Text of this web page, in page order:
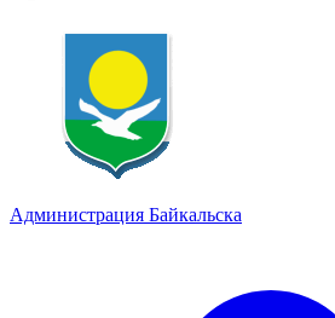
Администрация Байкальска